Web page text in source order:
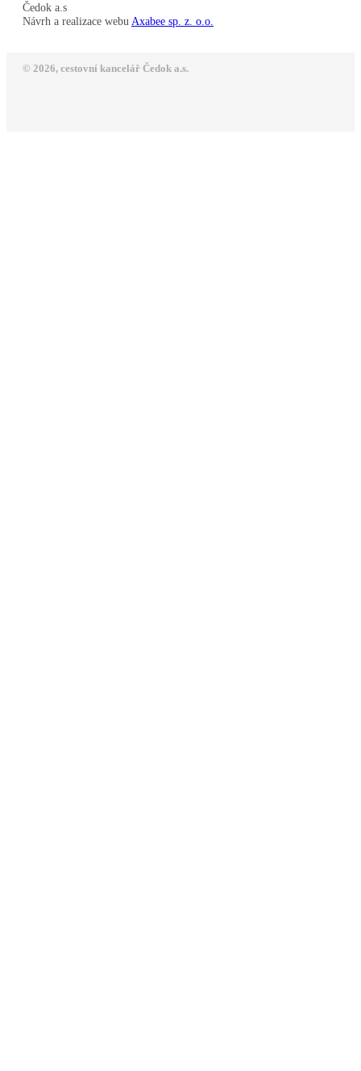
Čedok a.s
Návrh a realizace webu Axabee sp. z. o.o.
© 2026, cestovní kancelář Čedok a.s.